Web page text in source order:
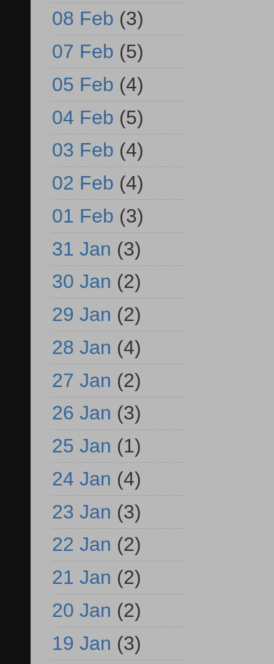
08 Feb (3)
07 Feb (5)
05 Feb (4)
04 Feb (5)
03 Feb (4)
02 Feb (4)
01 Feb (3)
31 Jan (3)
30 Jan (2)
29 Jan (2)
28 Jan (4)
27 Jan (2)
26 Jan (3)
25 Jan (1)
24 Jan (4)
23 Jan (3)
22 Jan (2)
21 Jan (2)
20 Jan (2)
19 Jan (3)